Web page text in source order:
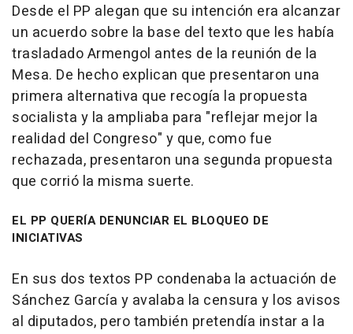
Desde el PP alegan que su intención era alcanzar
un acuerdo sobre la base del texto que les había
trasladado Armengol antes de la reunión de la
Mesa. De hecho explican que presentaron una
primera alternativa que recogía la propuesta
socialista y la ampliaba para "reflejar mejor la
realidad del Congreso" y que, como fue
rechazada, presentaron una segunda propuesta
que corrió la misma suerte.
EL PP QUERÍA DENUNCIAR EL BLOQUEO DE
INICIATIVAS
En sus dos textos PP condenaba la actuación de
Sánchez García y avalaba la censura y los avisos
al diputados, pero también pretendía instar a la